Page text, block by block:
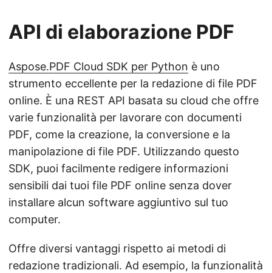
API di elaborazione PDF
Aspose.PDF Cloud SDK per Python è uno
strumento eccellente per la redazione di file PDF
online. È una REST API basata su cloud che offre
varie funzionalità per lavorare con documenti
PDF, come la creazione, la conversione e la
manipolazione di file PDF. Utilizzando questo
SDK, puoi facilmente redigere informazioni
sensibili dai tuoi file PDF online senza dover
installare alcun software aggiuntivo sul tuo
computer.
Offre diversi vantaggi rispetto ai metodi di
redazione tradizionali. Ad esempio, la funzionalità